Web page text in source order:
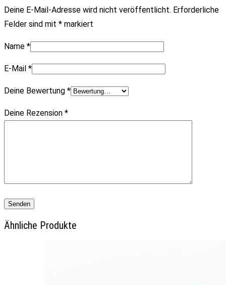
Deine E-Mail-Adresse wird nicht veröffentlicht. Erforderliche
Felder sind mit * markiert
Name *
E-Mail *
Deine Bewertung *
Deine Rezension *
Ähnliche Produkte